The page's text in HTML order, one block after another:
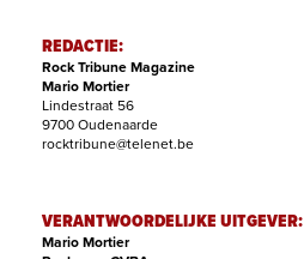
REDACTIE:
Rock Tribune Magazine
Mario Mortier
Lindestraat 56
9700 Oudenaarde
rocktribune@telenet.be
VERANTWOORDELIJKE UITGEVER:
Mario Mortier